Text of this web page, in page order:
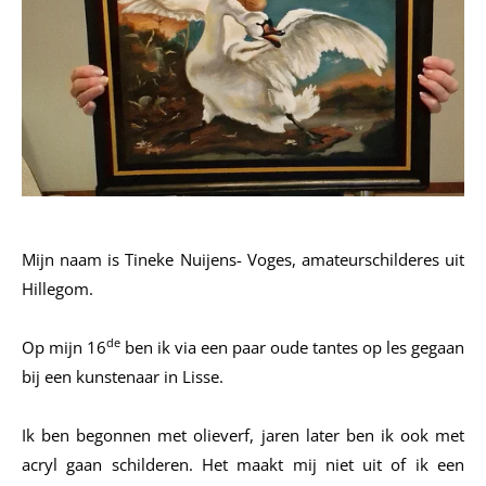
Mijn naam is Tineke Nuijens- Voges, amateurschilderes uit
Hillegom.
Op mijn 16de ben ik via een paar oude tantes op les gegaan
bij een kunstenaar in Lisse.
Ik ben begonnen met olieverf, jaren later ben ik ook met
acryl gaan schilderen. Het maakt mij niet uit of ik een